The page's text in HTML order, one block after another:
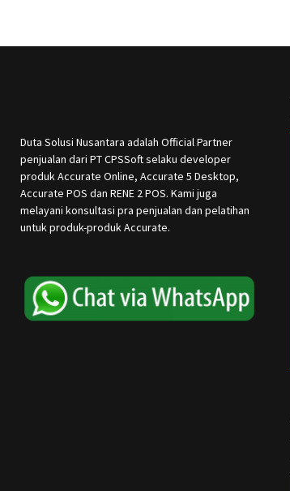
Duta Solusi Nusantara adalah Official Partner
penjualan dari PT CPSSoft selaku developer
produk Accurate Online, Accurate 5 Desktop,
Accurate POS dan RENE 2 POS. Kami juga
melayani konsultasi pra penjualan dan pelatihan
untuk produk-produk Accurate.